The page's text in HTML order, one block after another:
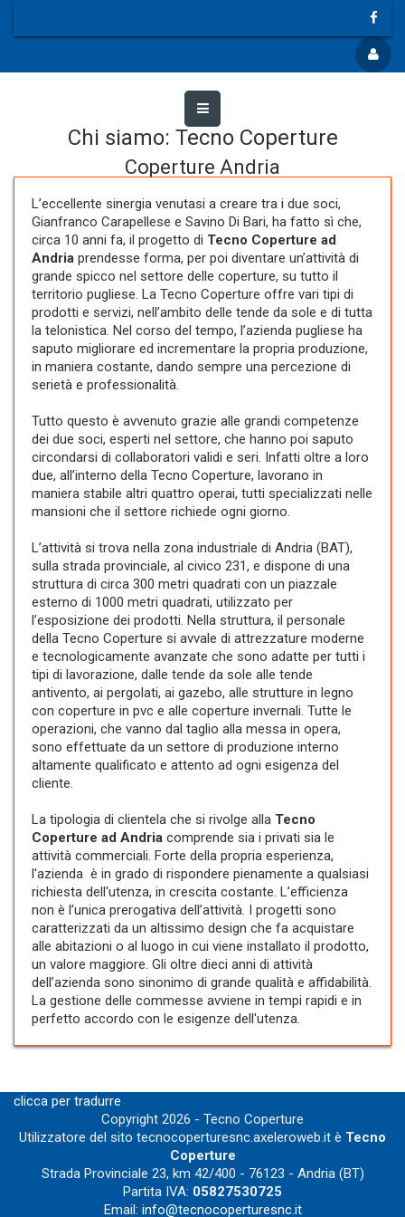
Chi siamo: Tecno Coperture
Coperture Andria
L’eccellente sinergia venutasi a creare tra i due soci,
Gianfranco Carapellese e Savino Di Bari, ha fatto sì che,
circa 10 anni fa, il progetto di Tecno Coperture ad
Andria prendesse forma, per poi diventare un’attività di
grande spicco nel settore delle coperture, su tutto il
territorio pugliese. La Tecno Coperture offre vari tipi di
prodotti e servizi, nell’ambito delle tende da sole e di tutta
la telonistica. Nel corso del tempo, l’azienda pugliese ha
saputo migliorare ed incrementare la propria produzione,
in maniera costante, dando sempre una percezione di
serietà e professionalità.
Tutto questo è avvenuto grazie alle grandi competenze
dei due soci, esperti nel settore, che hanno poi saputo
circondarsi di collaboratori validi e seri. Infatti oltre a loro
due, all’interno della Tecno Coperture, lavorano in
maniera stabile altri quattro operai, tutti specializzati nelle
mansioni che il settore richiede ogni giorno.
L’attività si trova nella zona industriale di Andria (BAT),
sulla strada provinciale, al civico 231, e dispone di una
struttura di circa 300 metri quadrati con un piazzale
esterno di 1000 metri quadrati, utilizzato per
l’esposizione dei prodotti. Nella struttura, il personale
della Tecno Coperture si avvale di attrezzature moderne
e tecnologicamente avanzate che sono adatte per tutti i
tipi di lavorazione, dalle tende da sole alle tende
antivento, ai pergolati, ai gazebo, alle strutture in legno
con coperture in pvc e alle coperture invernali. Tutte le
operazioni, che vanno dal taglio alla messa in opera,
sono effettuate da un settore di produzione interno
altamente qualificato e attento ad ogni esigenza del
cliente.
La tipologia di clientela che si rivolge alla Tecno
Coperture ad Andria comprende sia i privati sia le
attività commerciali. Forte della propria esperienza,
l'azienda è in grado di rispondere pienamente a qualsiasi
richiesta dell'utenza, in crescita costante. L’efficienza
non è l’unica prerogativa dell’attività. I progetti sono
caratterizzati da un altissimo design che fa acquistare
alle abitazioni o al luogo in cui viene installato il prodotto,
un valore maggiore. Gli oltre dieci anni di attività
dell’azienda sono sinonimo di grande qualità e affidabilità.
La gestione delle commesse avviene in tempi rapidi e in
perfetto accordo con le esigenze dell'utenza.
clicca per tradurre
Copyright 2026 - Tecno Coperture
Utilizzatore del sito tecnocoperturesnc.axeleroweb.it è Tecno
Coperture
Strada Provinciale 23, km 42/400 - 76123 - Andria (BT)
Partita IVA: 05827530725
Email: info@tecnocoperturesnc.it